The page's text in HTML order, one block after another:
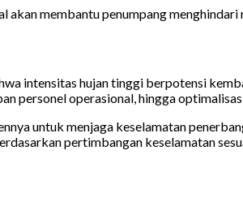
akan membantu penumpang
intensitas hujan tinggi berpotensi
personel operasional, hingga
untuk menjaga keselamatan
pertimbangan keselamatan